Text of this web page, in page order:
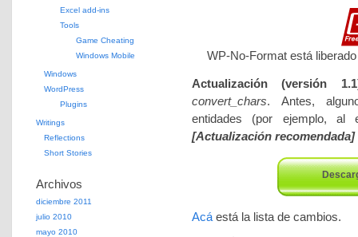
WP-No-Format está
Actualización (versión
convert_chars. Antes,
entidades (por ejemplo, al
[Actualización recomendada]
Acá está la lista de cambios.
Excel add-ins
Tools
Game Cheating
Windows Mobile
Windows
WordPress
Plugins
Writings
Reflections
Short Stories
Archivos
diciembre 2011
julio 2010
mayo 2010